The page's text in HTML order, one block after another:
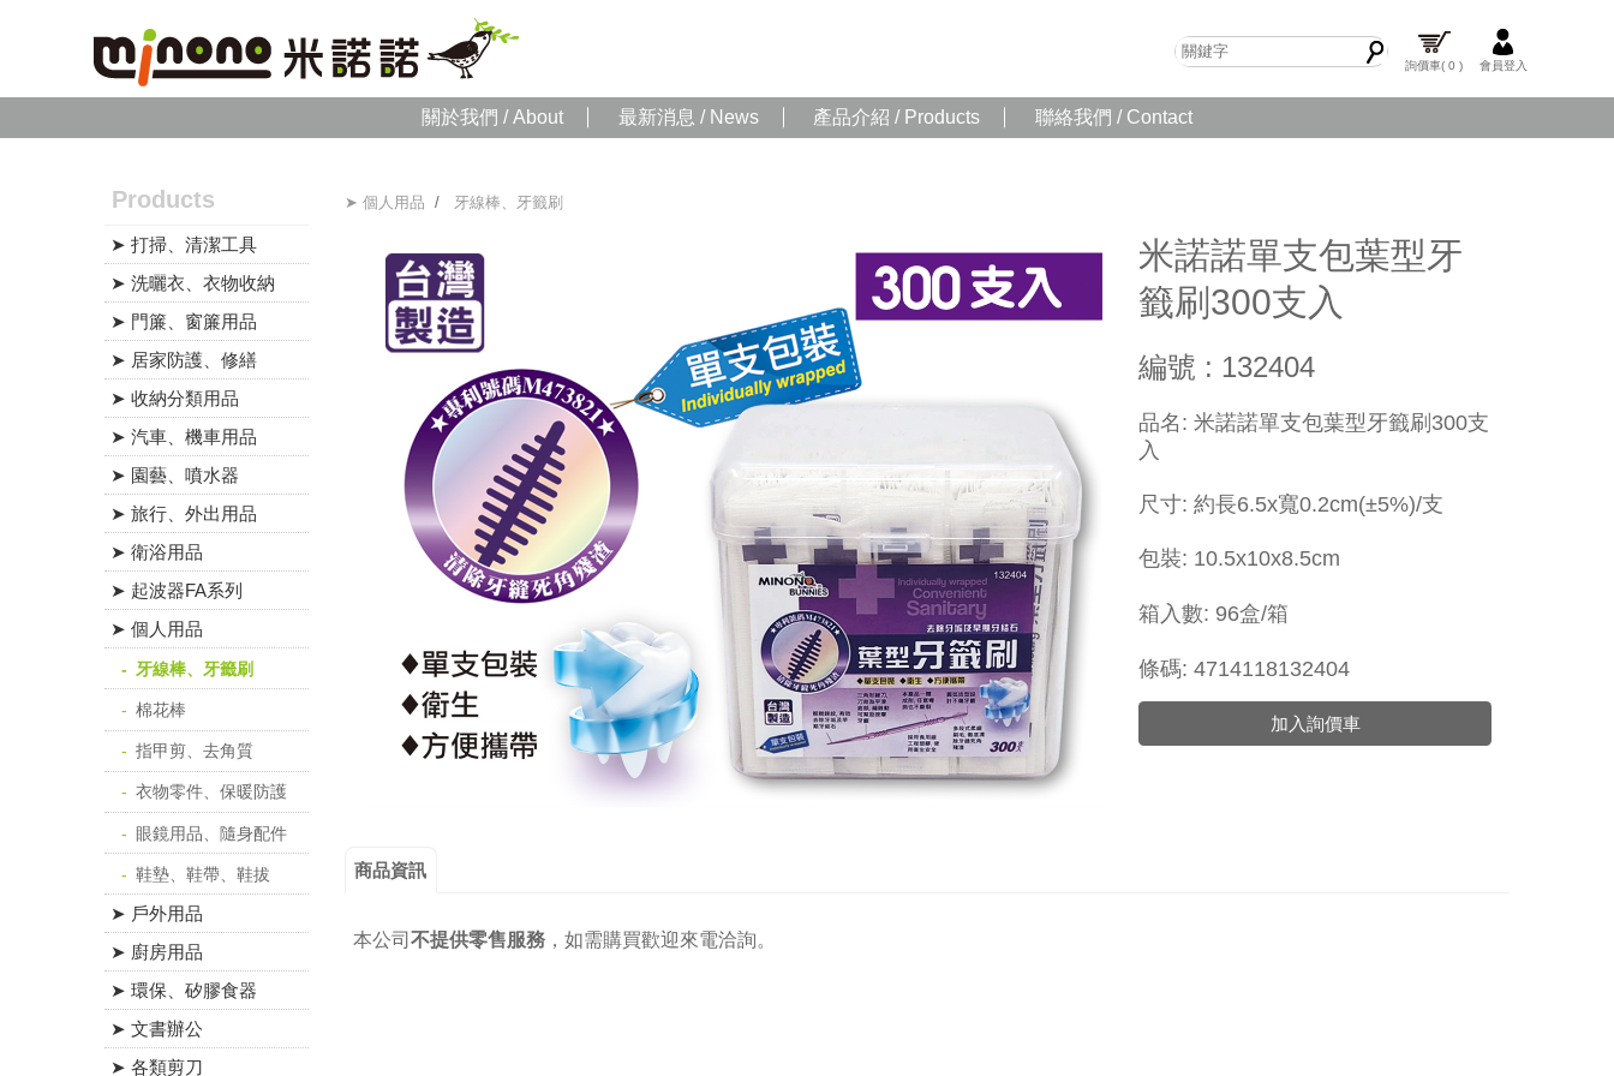
詢價車( 0 ) 會員登入
關於我們 / About 最新消息 / News 產品介紹 / Products 聯絡我們 / Contact
Products
➤ 打掃、清潔工具
➤ 洗曬衣、衣物收納
➤ 門簾、窗簾用品
➤ 居家防護、修繕
➤ 收納分類用品
➤ 汽車、機車用品
➤ 園藝、噴水器
➤ 旅行、外出用品
➤ 衛浴用品
➤ 起波器FA系列
➤ 個人用品
牙線棒、牙籤刷
棉花棒
指甲剪、去角質
衣物零件、保暖防護
眼鏡用品、隨身配件
鞋墊、鞋帶、鞋拔
➤ 戶外用品
➤ 廚房用品
➤ 環保、矽膠食器
➤ 文書辦公
➤ 各類剪刀
➤ 個人用品 / 牙線棒、牙籤刷
米諾諾單支包葉型牙
籤刷300支入
編號 : 132404
品名: 米諾諾單支包葉型牙籤刷300支
入
尺寸: 約長6.5x寬0.2cm(±5%)/支
包裝: 10.5x10x8.5cm
箱入數: 96盒/箱
條碼: 4714118132404
加入詢價車
商品資訊
本公司不提供零售服務 ，如需購買歡迎來電洽詢。